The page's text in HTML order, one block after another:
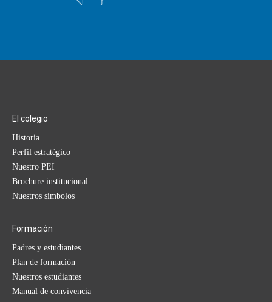
El colegio
Historia
Perfil estratégico
Nuestro PEI
Brochure institucional
Nuestros símbolos
Formación
Padres y estudiantes
Plan de formación
Nuestros estudiantes
Manual de convivencia